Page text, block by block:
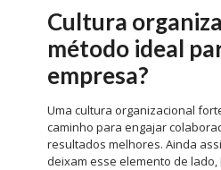
Cultura
método ideal
empresa?
Uma cultura organizacional
caminho para engajar
resultados melhores. Ainda
deixam esse elemento de lado,